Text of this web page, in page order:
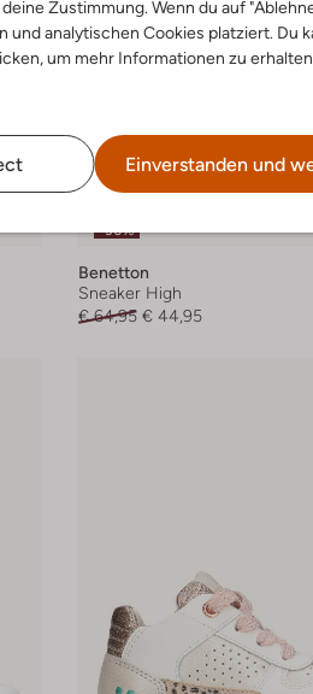
Zustimmung. Wenn du auf
und analytischen Cookies platziert. Du
um mehr Informationen zu
Einverstanden und
-30%
Benetton
Sneaker High
€ 64,95 € 44,95